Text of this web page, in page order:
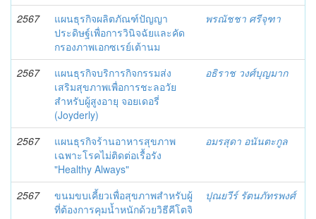
2567
แผนธุรกิจผลิตภัณฑ์ปัญญา
ประดิษฐ์เพื่อการวินิจฉัยและคัด
กรองภาพเอกซเรย์เต้านม
พรณัชชา ศรีจุฑา
2567
แผนธุรกิจบริการกิจกรรมส่ง
เสริมสุขภาพเพื่อการชะลอวัย
สำหรับผู้สูงอายุ จอยเดอรี่
(Joyderly)
อธิราช วงศ์บุญมาก
2567
แผนธุรกิจร้านอาหารสุขภาพ
เฉพาะโรคไม่ติดต่อเรื้อรัง
"Healthy Always"
อมรสุดา อนันตะกูล
2567
ขนมขบเคี้ยวเพื่อสุขภาพสำหรับผู้
ที่ต้องการคุมน้ำหนักด้วยวิธีคีโตจิ
ปุณยวีร์ รัตนภัทรพงศ์